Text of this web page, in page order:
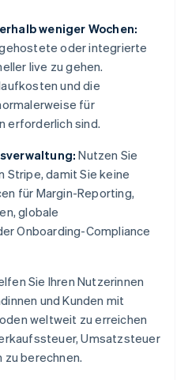
weniger Wochen:
oder integrierte
live zu gehen.
und die
für
erforderlich sind.
Nutzen Sie
Stripe, damit Sie keine
für Margin-Reporting,
globale
Onboarding-Compliance
Sie Ihren Nutzerinnen
und Kunden mit
weltweit zu erreichen
Umsatzsteuer
zu berechnen.